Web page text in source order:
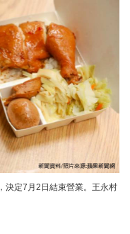
決定7月2日結束營業。王永村